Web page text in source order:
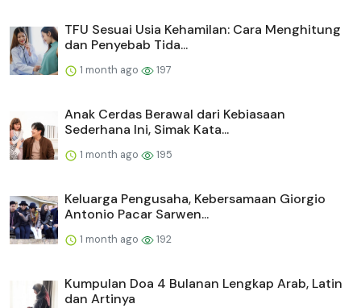
TFU Sesuai Usia Kehamilan: Cara Menghitung
dan Penyebab Tida...
1 month ago 197
Anak Cerdas Berawal dari Kebiasaan
Sederhana Ini, Simak Kata...
1 month ago 195
Keluarga Pengusaha, Kebersamaan Giorgio
Antonio Pacar Sarwen...
1 month ago 192
Kumpulan Doa 4 Bulanan Lengkap Arab, Latin
dan Artinya